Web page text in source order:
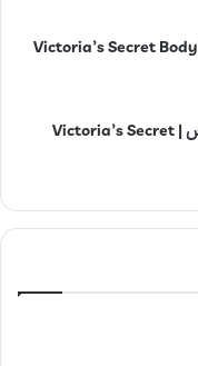
بادی اسپلش ویکتوریا سکرت پیونی کراش | Victoria’s Secret Body
بادی اسپلش ویکتوریا سکرت تمپتیشن لیس | Victoria’s Secret